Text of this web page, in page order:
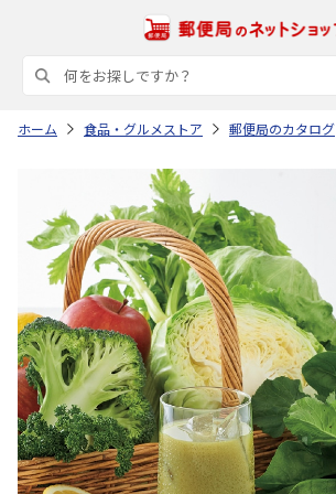
ホーム 食品・グルメストア 郵便局のカタログ